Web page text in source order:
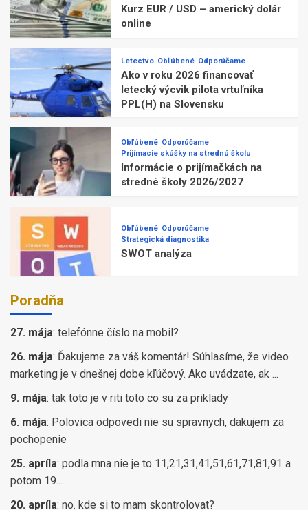
Kurz EUR / USD – americký dolár
online
Letectvo Obľúbené Odporúčame
Ako v roku 2026 financovať
letecký výcvik pilota vrtuľníka
PPL(H) na Slovensku
Obľúbené Odporúčame
Prijímacie skúšky na strednú školu
Informácie o prijímačkách na
stredné školy 2026/2027
Obľúbené Odporúčame
Strategická diagnostika
SWOT analýza
Poradňa
27. mája: telefónne číslo na mobil?
26. mája: Ďakujeme za váš komentár! Súhlasíme, že video
marketing je v dnešnej dobe kľúčový. Ako uvádzate, ak ...
9. mája: tak toto je v riti toto co su za priklady
6. mája: Polovica odpovedi nie su spravnych, dakujem za
pochopenie
25. apríla: podla mna nie je to 11,21,31,41,51,61,71,81,91 a
potom 19...
20. apríla: no. kde si to mam skontrolovat?